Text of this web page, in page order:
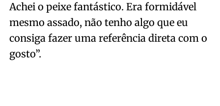
Achei o peixe fantástico. Era formidável
mesmo assado, não tenho algo que eu
consiga fazer uma referência direta com o
gosto”.